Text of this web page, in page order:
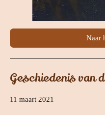
Naar
Geschiedenis van
11 maart 2021